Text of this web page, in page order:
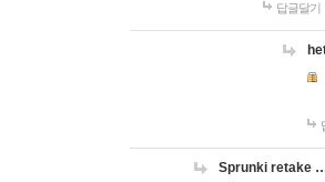
답글달기
Sprunki retake